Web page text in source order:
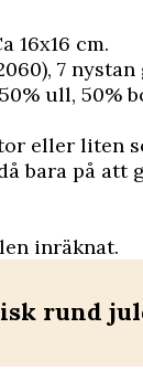
16x16 cm.
7
ull, 50%
eller liten
bara på att
inräknat.
rund